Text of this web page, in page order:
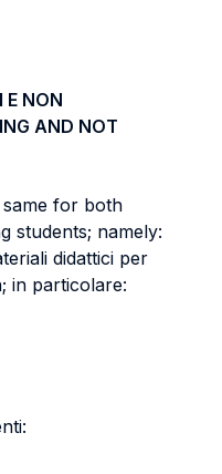
E NON
AND NOT
same for both
students; namely:
didattici per
in particolare: